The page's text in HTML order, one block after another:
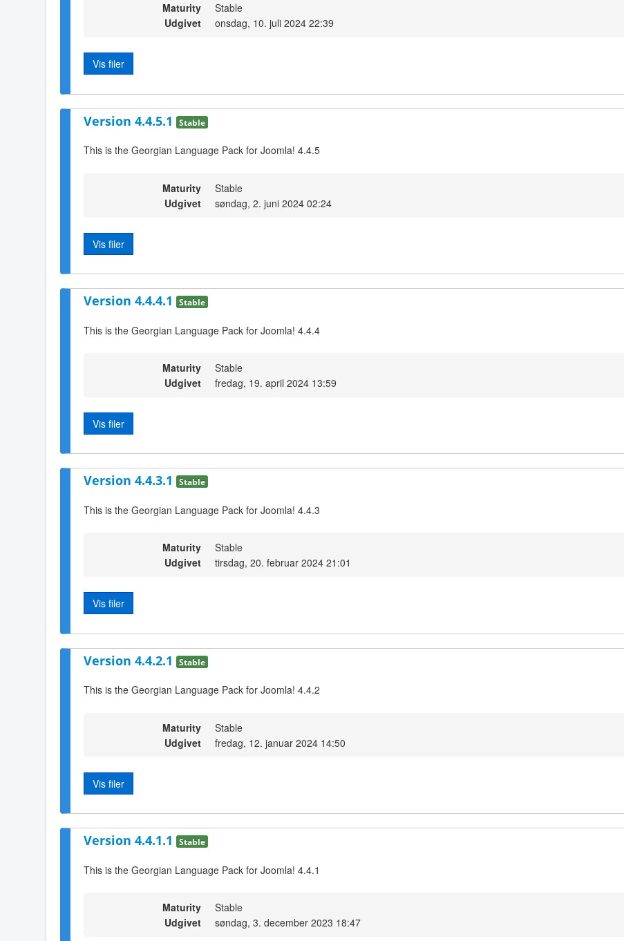
Maturity
Stable
Udgivet
onsdag, 10. juli 2024 22:39
Vis filer
Version 4.4.5.1 Stable
This is the Georgian Language Pack for Joomla! 4.4.5
Maturity
Stable
Udgivet
søndag, 2. juni 2024 02:24
Vis filer
Version 4.4.4.1 Stable
This is the Georgian Language Pack for Joomla! 4.4.4
Maturity
Stable
Udgivet
fredag, 19. april 2024 13:59
Vis filer
Version 4.4.3.1 Stable
This is the Georgian Language Pack for Joomla! 4.4.3
Maturity
Stable
Udgivet
tirsdag, 20. februar 2024 21:01
Vis filer
Version 4.4.2.1 Stable
This is the Georgian Language Pack for Joomla! 4.4.2
Maturity
Stable
Udgivet
fredag, 12. januar 2024 14:50
Vis filer
Version 4.4.1.1 Stable
This is the Georgian Language Pack for Joomla! 4.4.1
Maturity
Stable
Udgivet
søndag, 3. december 2023 18:47